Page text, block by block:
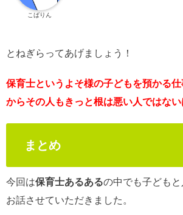
こばりん
とねぎらってあげましょう！
保育士というよそ様の子どもを預かる
からその人もきっと根は悪い人ではない
まとめ
今回は保育士あるあるの中でも子ども
お話させていただきました。